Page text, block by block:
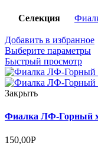
Селекция
Добавить в избранное
Выберите параметры
Быстрый просмотр
Закрыть
Фиалка ЛФ-Горный
150,00Р